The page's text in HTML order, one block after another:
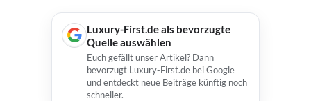
Luxury-First.de als bevorzugte
Quelle auswählen
Euch gefällt unser Artikel? Dann
bevorzugt Luxury-First.de bei Google
und entdeckt neue Beiträge künftig noch
schneller.